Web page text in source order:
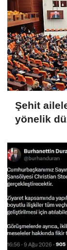
Şehit
yönelik